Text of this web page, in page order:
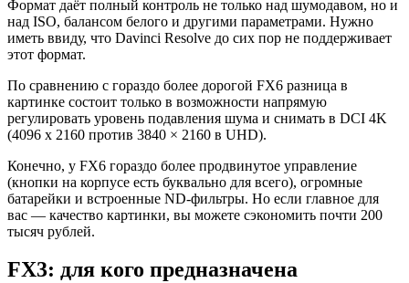
Формат даёт полный контроль не только над шумодавом, но и
над ISO, балансом белого и другими параметрами. Нужно
иметь ввиду, что Davinci Resolve до сих пор не поддерживает
этот формат.
По сравнению с гораздо более дорогой FX6 разница в
картинке состоит только в возможности напрямую
регулировать уровень подавления шума и снимать в DCI 4K
(4096 x 2160 против 3840 × 2160 в UHD).
Конечно, у FX6 гораздо более продвинутое управление
(кнопки на корпусе есть буквально для всего), огромные
батарейки и встроенные ND-фильтры. Но если главное для
вас — качество картинки, вы можете сэкономить почти 200
тысяч рублей.
FX3: для кого предназначена